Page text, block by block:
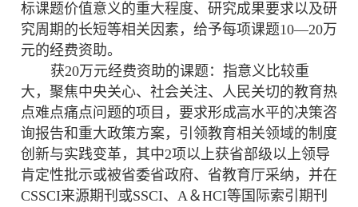
标课题价值意义的重大程度、研究成果要求以及研
究周期的长短等相关因素，给予每项课题10—20万
元的经费资助。
获20万元经费资助的课题：指意义比较重
大，聚焦中央关心、社会关注、人民关切的教育热
点难点痛点问题的项目，要求形成高水平的决策咨
询报告和重大政策方案，引领教育相关领域的制度
创新与实践变革，其中2项以上获省部级以上领导
肯定性批示或被省委省政府、省教育厅采纳，并在
CSSCI来源期刊或SSCI、A＆HCI等国际索引期刊